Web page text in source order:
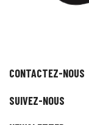
CONTACTEZ-NOUS
SUIVEZ-NOUS